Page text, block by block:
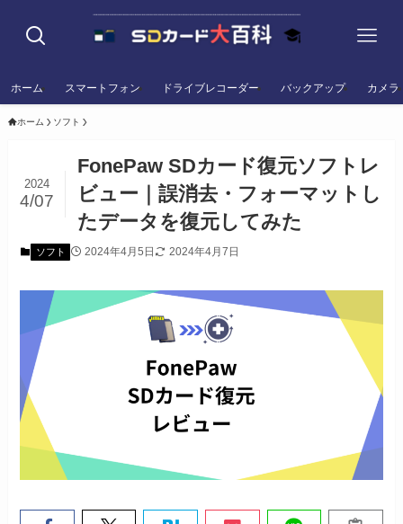
ホーム スマートフォン ドライブレコーダー バックアップ カメラ
ホーム ソフト
FonePaw SDカード復元ソフトレ
ビュー｜誤消去・フォーマットし
たデータを復元してみた
2024
4/07
ソフト 2024年4月5日 2024年4月7日